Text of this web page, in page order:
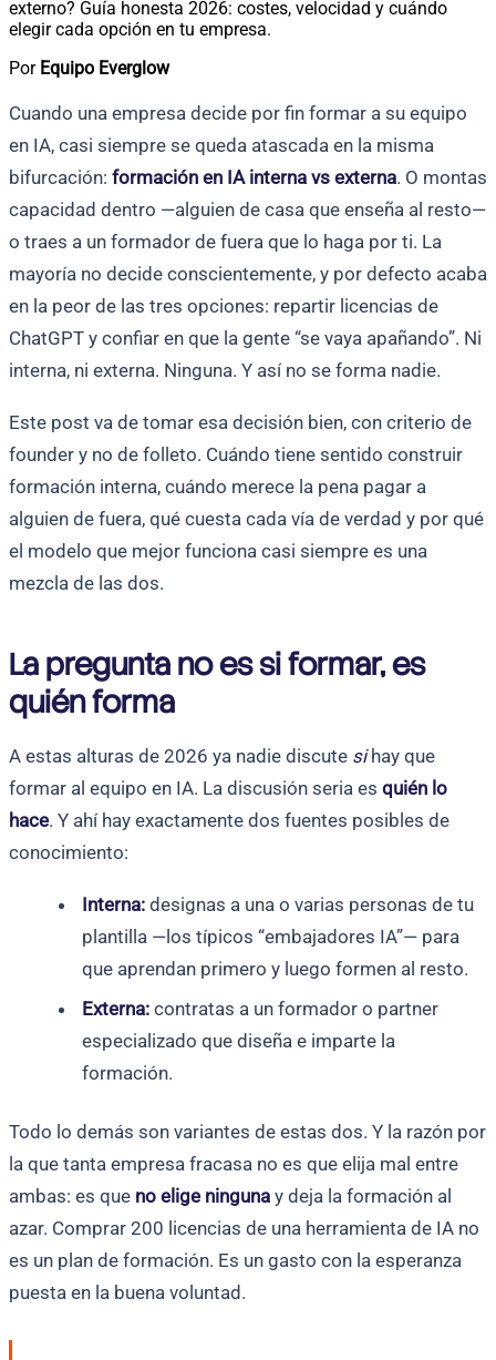
externo? Guía honesta 2026: costes, velocidad y cuándo
elegir cada opción en tu empresa.
Por Equipo Everglow
Cuando una empresa decide por fin formar a su equipo
en IA, casi siempre se queda atascada en la misma
bifurcación: formación en IA interna vs externa. O montas
capacidad dentro —alguien de casa que enseña al resto—
o traes a un formador de fuera que lo haga por ti. La
mayoría no decide conscientemente, y por defecto acaba
en la peor de las tres opciones: repartir licencias de
ChatGPT y confiar en que la gente “se vaya apañando”. Ni
interna, ni externa. Ninguna. Y así no se forma nadie.
Este post va de tomar esa decisión bien, con criterio de
founder y no de folleto. Cuándo tiene sentido construir
formación interna, cuándo merece la pena pagar a
alguien de fuera, qué cuesta cada vía de verdad y por qué
el modelo que mejor funciona casi siempre es una
mezcla de las dos.
La pregunta no es si formar, es
quién forma
A estas alturas de 2026 ya nadie discute sihay que
formar al equipo en IA. La discusión seria es quién lo
hace. Y ahí hay exactamente dos fuentes posibles de
conocimiento:
Interna: designas a una o varias personas de tu
plantilla —los típicos “embajadores IA”— para
que aprendan primero y luego formen al resto.
Externa: contratas a un formador o partner
especializado que diseña e imparte la
formación.
Todo lo demás son variantes de estas dos. Y la razón por
la que tanta empresa fracasa no es que elija mal entre
ambas: es que no elige ninguna y deja la formación al
azar. Comprar 200 licencias de una herramienta de IA no
es un plan de formación. Es un gasto con la esperanza
puesta en la buena voluntad.